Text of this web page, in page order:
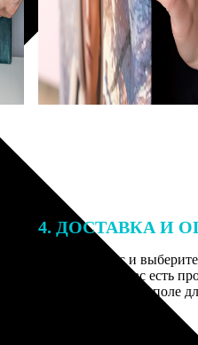
4. ДОСТАВКА И
Введите адрес и
заказа. Если у вас есть
его в специальное поле